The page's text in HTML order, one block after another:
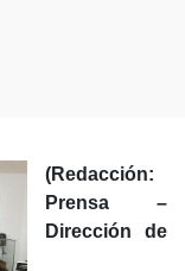
(Redacción:
Prensa –
Dirección de